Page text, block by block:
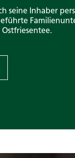
seine Inhaber